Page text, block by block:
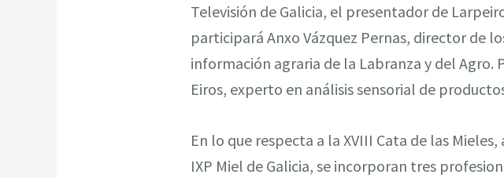
Televisión de Galicia, el presentador de
participará Anxo Vázquez Pernas, director de
información agraria de la Labranza y del
Eiros, experto en análisis sensorial de
En lo que respecta a la XVIII Cata de las
IXP Miel de Galicia, se incorporan tres